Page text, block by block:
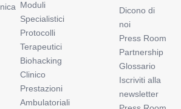
Moduli
Specialistici
Protocolli
Terapeutici
Biohacking
Clinico
Prestazioni
Ambulatoriali
Dicono di
noi
Press Room
Partnership
Glossario
Iscriviti alla
newsletter